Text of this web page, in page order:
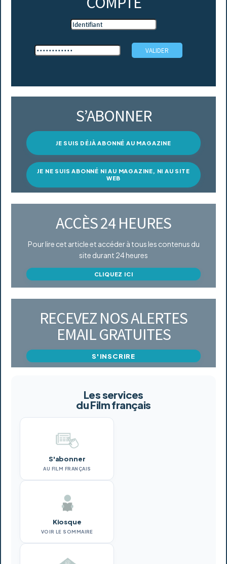
S’ABONNER
JE SUIS DÉJÀ ABONNÉ AU MAGAZINE
JE NE SUIS ABONNÉ NI AU MAGAZINE, NI AU SITE
WEB
ACCÈS 24 HEURES
Pour lire cet article et accéder à tous les contenus du
site durant 24 heures
CLIQUEZ ICI
RECEVEZ NOS ALERTES
EMAIL GRATUITES
S'INSCRIRE
Les services
du Film français
S'abonner
AU FILM FRANÇAIS
Kiosque
VOIR LE SOMMAIRE